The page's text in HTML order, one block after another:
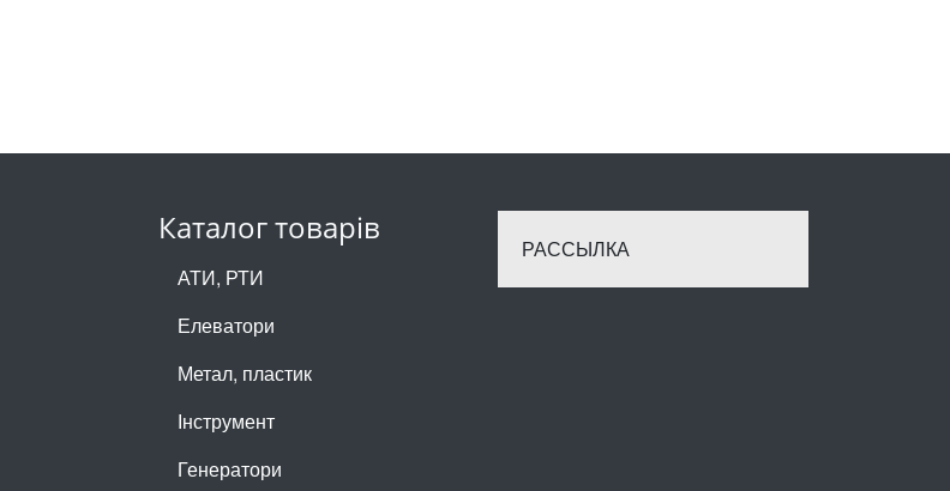
Каталог товарів
АТИ, РТИ
Елеватори
Метал, пластик
Інструмент
Генератори
РАССЫЛКА